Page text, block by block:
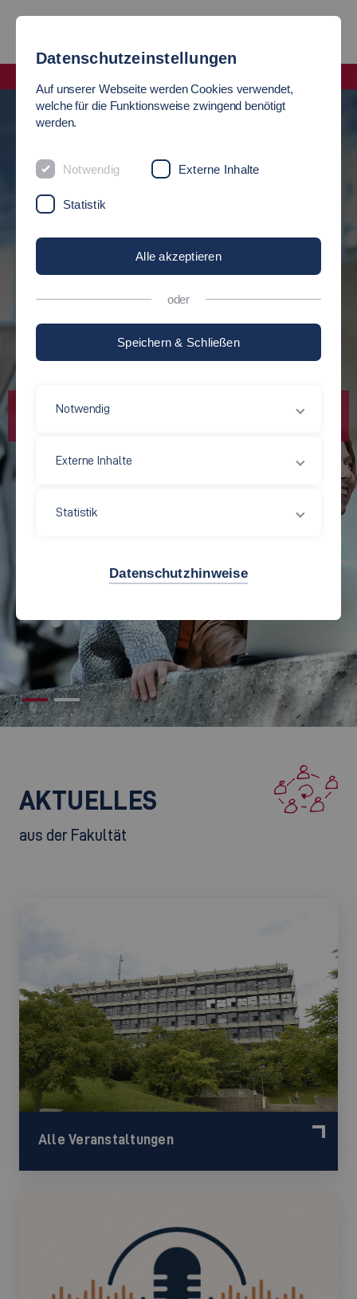
Arbeit, Bildung
Soziale Arbeit, Bildung und Pflege
Jetzt informieren
©
AKTUELLES
aus der Fakultät
Alle Veranstaltungen
Datenschutzeinstellungen
Auf unserer Webseite werden Cookies verwendet,
welche für die Funktionsweise zwingend benötigt
werden.
Notwendig Externe Inhalte
Statistik
Alle akzeptieren
oder
Speichern & Schließen
Notwendig
Externe Inhalte
Statistik
Datenschutzhinweise